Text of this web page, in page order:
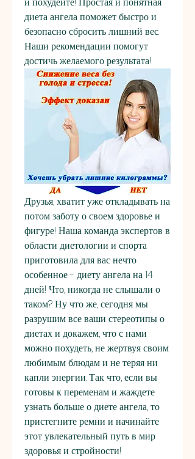
диета ангела поможет быстро и
безопасно сбросить лишний вес.
Наши рекомендации помогут
достичь желаемого результата!
Друзья, хватит уже откладывать на
потом заботу о своем здоровье и
фигуре! Наша команда экспертов в
области диетологии и спорта
приготовила для вас нечто
особенное - диету ангела на 14
дней! Что, никогда не слышали о
таком? Ну что же, сегодня мы
разрушим все ваши стереотипы о
диетах и докажем, что с нами
можно похудеть, не жертвуя своим
любимым блюдам и не теряя ни
капли энергии. Так что, если вы
готовы к переменам и жаждете
узнать больше о диете ангела, то
пристегните ремни и начинайте
этот увлекательный путь в мир
здоровья и стройности!